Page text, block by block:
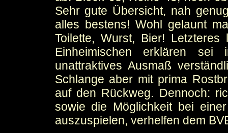
Sehr gute Übersicht, nah
alles bestens! Wohl gelaunt
Toilette, Wurst, Bier!
Einheimischen erklären
unattraktives Ausmaß
Schlange aber mit prima
auf den Rückweg. Dennoch:
sowie die Möglichkeit bei
auszuspielen, verhelfen dem